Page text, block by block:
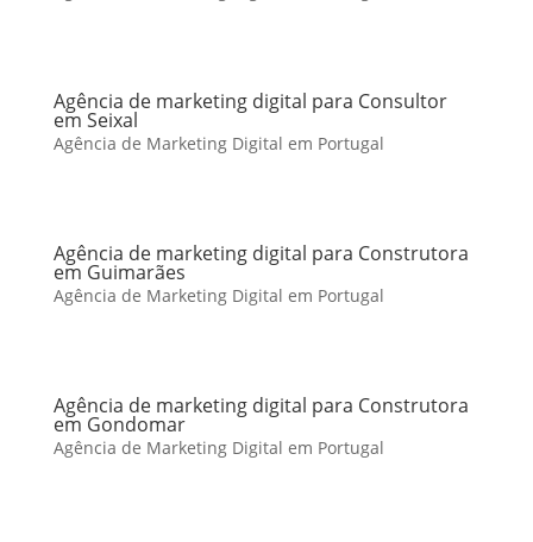
Agência de marketing digital para Consultor
em Seixal
Agência de Marketing Digital em Portugal
Agência de marketing digital para Construtora
em Guimarães
Agência de Marketing Digital em Portugal
Agência de marketing digital para Construtora
em Gondomar
Agência de Marketing Digital em Portugal